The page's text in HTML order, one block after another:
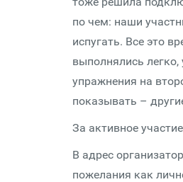
по чем: наши
испугать. Все это
выполнялись
упражнения на
показывать –
За активное
В адрес
пожелания как